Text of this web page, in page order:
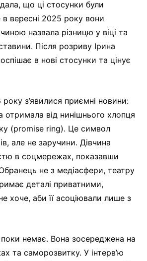
що ці стосунки були
вересні 2025 року вони
назвала різницю у віці та
Після розриву Ірина
в нові стосунки та цінує
з’явилися приємні новини:
отримала від нинішнього хлопця
(promise ring). Це символ
але не заручини. Дівчина
в соцмережах, показавши
не з медіасфери, театру
деталі приватними,
хоче, аби її асоціювали лише з
немає. Вона зосереджена на
та саморозвитку. У інтерв’ю